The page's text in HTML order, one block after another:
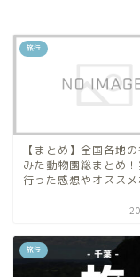
旅行
【まとめ】全国各地
みた動物園総まとめ
行った感想やオススメ
旅行